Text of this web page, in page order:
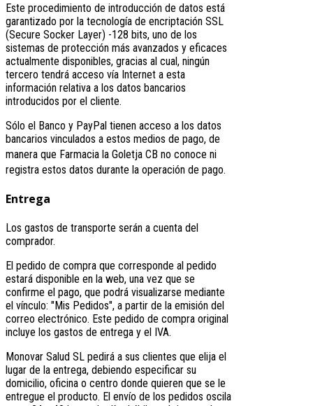
Este procedimiento de introducción de datos está
garantizado por la tecnología de encriptación SSL
(Secure Socker Layer) -128 bits, uno de los
sistemas de protección más avanzados y eficaces
actualmente disponibles, gracias al cual, ningún
tercero tendrá acceso vía Internet a esta
información relativa a los datos bancarios
introducidos por el cliente.
Sólo el Banco y PayPal tienen acceso a los datos
bancarios vinculados a estos medios de pago, de
manera que Farmacia la Goletja CB no conoce ni
registra estos datos durante la operación de pago.
Entrega
Los gastos de transporte serán a cuenta del
comprador.
El pedido de compra que corresponde al pedido
estará disponible en la web, una vez que se
confirme el pago, que podrá visualizarse mediante
el vínculo: "Mis Pedidos", a partir de la emisión del
correo electrónico. Este pedido de compra original
incluye los gastos de entrega y el IVA.
Monovar Salud SL pedirá a sus clientes que elija el
lugar de la entrega, debiendo especificar su
domicilio, oficina o centro donde quieren que se le
entregue el producto. El envío de los pedidos oscila